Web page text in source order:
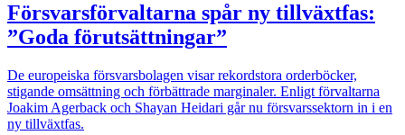
Försvarsförvaltarna spår ny tillväxtfas:
”Goda förutsättningar”
De europeiska försvarsbolagen visar rekordstora orderböcker,
stigande omsättning och förbättrade marginaler. Enligt förvaltarna
Joakim Agerback och Shayan Heidari går nu försvarssektorn in i en
ny tillväxtfas.